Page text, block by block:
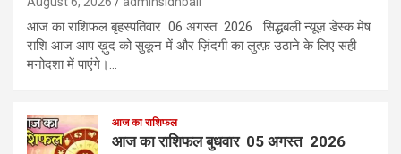
आज का राशिफल बृहस्पतिवार 06 अगस्त 2026 सिद्धबली न्यूज़ डेस्क मेष
राशि आज आप ख़ुद को सुकून में और ज़िंदगी का लुत्फ़ उठाने के लिए सही
मनोदशा में पाएंगे।…
आज का राशिफल
आज का राशिफल बुधवार 05 अगस्त 2026